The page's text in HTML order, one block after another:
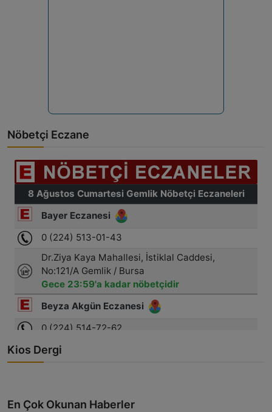
Nöbetçi Eczane
Kios Dergi
En Çok Okunan Haberler